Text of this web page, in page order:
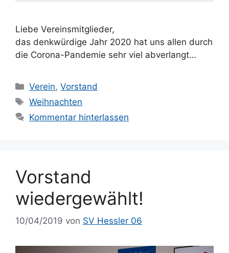
Liebe Vereinsmitglieder,
das denkwürdige Jahr 2020 hat uns allen durch
die Corona-Pandemie sehr viel abverlangt…
Kategorien
Verein,Vorstand
Schlagwörter
Weihnachten
Kommentar hinterlassen
Vorstand
wiedergewählt!
10/04/2019 von SV Hessler 06